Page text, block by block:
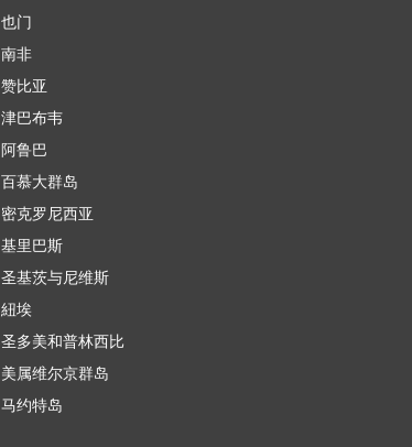
也门
南非
赞比亚
津巴布韦
阿鲁巴
百慕大群岛
密克罗尼西亚
基里巴斯
圣基茨与尼维斯
紐埃
圣多美和普林西比
美属维尔京群岛
马约特岛